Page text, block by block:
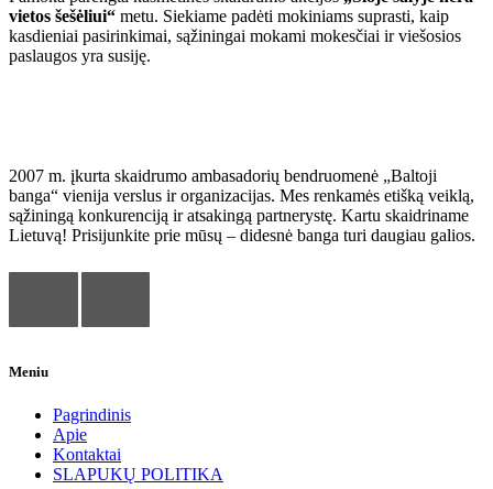
vietos šešėliui“ metu. Siekiame padėti mokiniams suprasti, kaip
kasdieniai pasirinkimai, sąžiningai mokami mokesčiai ir viešosios
paslaugos yra susiję.
2007 m. įkurta skaidrumo ambasadorių bendruomenė „Baltoji
banga“ vienija verslus ir organizacijas. Mes renkamės etišką veiklą,
sąžiningą konkurenciją ir atsakingą partnerystę. Kartu skaidriname
Lietuvą! Prisijunkite prie mūsų – didesnė banga turi daugiau galios.
Meniu
Pagrindinis
Apie
Kontaktai
SLAPUKŲ POLITIKA